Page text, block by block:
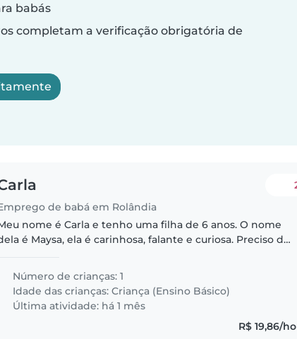
babás
completam a verificação obrigatória de
de babá em Rolândia
nome é Carla e tenho uma filha de 6 anos. O nome
é Maysa, ela é carinhosa, falante e curiosa. Preciso de
e ficar..
Número de crianças: 1
Idade das crianças:Criança (Ensino Básico)
Última atividade: há 1 mês
R$ 19,86/